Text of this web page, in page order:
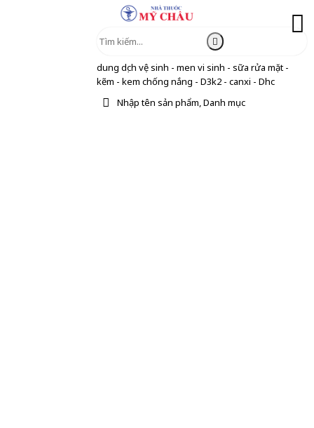
dung dịch vệ sinh - men vi sinh - sữa rửa mặt -
kẽm - kem chống nắng - D3k2 - canxi - Dhc
Nhập tên sản phẩm, Danh mục